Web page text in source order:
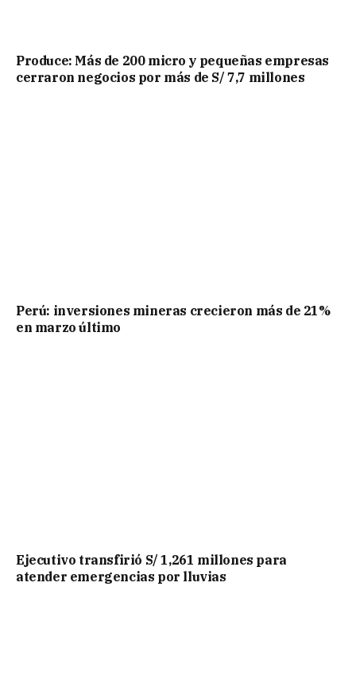
Produce: Más de 200 micro y pequeñas empresas
cerraron negocios por más de S/ 7,7 millones
Perú: inversiones mineras crecieron más de 21%
en marzo último
Ejecutivo transfirió S/ 1,261 millones para
atender emergencias por lluvias